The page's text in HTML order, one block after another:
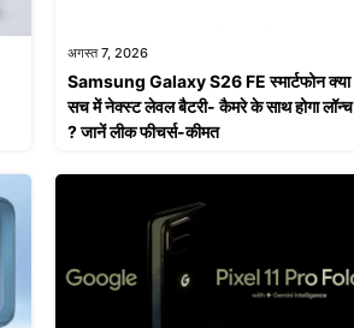
अगस्त 7, 2026
Samsung Galaxy S26 FE स्मार्टफोन क्या
सच में नेक्स्ट लेवल बैटरी- कैमरे के साथ होगा लॉन्च
? जानें लीक फीचर्स-कीमत